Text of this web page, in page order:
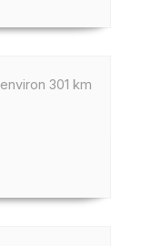
environ 301 km